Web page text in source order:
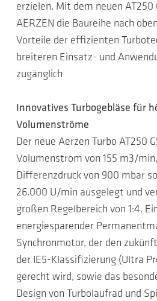
erzielen. Mit dem neuen
AERZEN die Baureihe nach
Vorteile der effizienten
breiteren Einsatz- und
zugänglich
Innovatives Turbogebläse für
Volumenströme
Der neue Aerzen Turbo AT250
Volumenstrom von 155 m3/
Differenzdruck von 900 mbar
26.000 U/min ausgelegt und
großen Regelbereich von 1:4.
energiesparender
Synchronmotor, der den
der IE5-Klassifizierung (Ultra
gerecht wird, sowie das
Design von Turbolaufrad und